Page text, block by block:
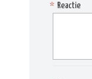
Reactie
*